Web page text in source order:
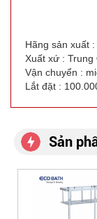
Hãng sản xuất
Xuất xứ : Trung
Vận chuyển :
Lắt đặt :
Sản